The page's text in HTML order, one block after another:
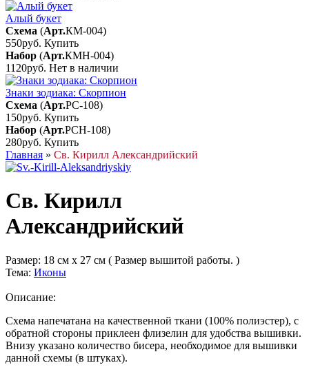
Алый букет
Схема (Арт.КМ-004)
550руб. Купить
Набор (Арт.КМН-004)
1120руб. Нет в наличии
Знаки зодиака: Скорпион
Схема (Арт.РС-108)
150руб. Купить
Набор (Арт.РСН-108)
280руб. Купить
Главная » Св. Кирилл Александрийский
Св. Кирилл
Александрийский
Размер: 18 см x 27 см ( Размер вышитой работы. )
Тема: Иконы
Описание:
Схема напечатана на качественной ткани (100% полиэстер), с
обратной стороны приклеен флизелин для удобства вышивки.
Внизу указано количество бисера, необходимое для вышивки
данной схемы (в штуках).